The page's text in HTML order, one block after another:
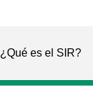
¿Qué es el SIR?